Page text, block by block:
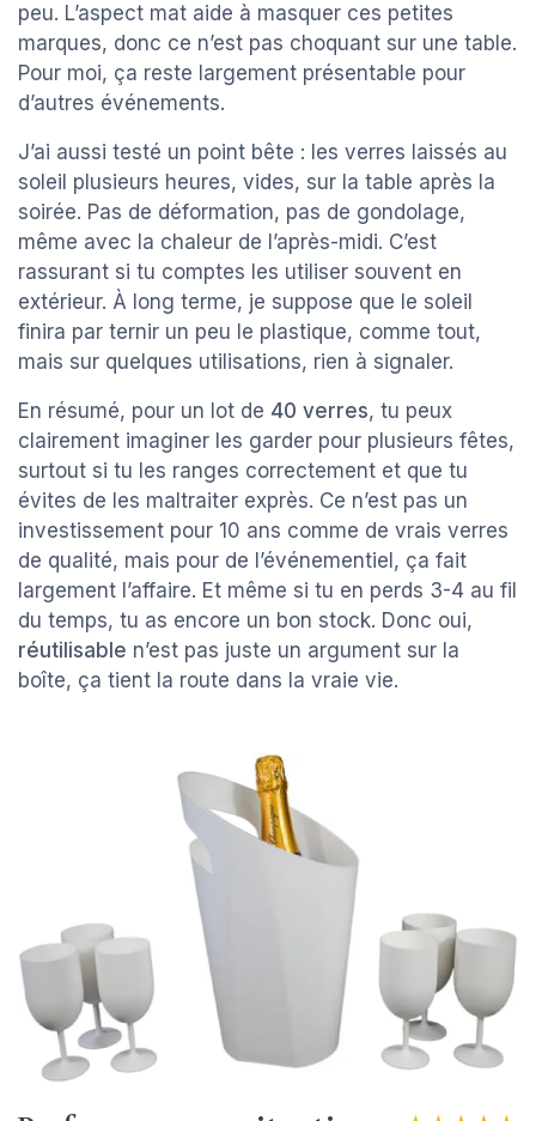
peu. L’aspect mat aide à masquer ces petites
marques, donc ce n’est pas choquant sur une table.
Pour moi, ça reste largement présentable pour
d’autres événements.
J’ai aussi testé un point bête : les verres laissés au
soleil plusieurs heures, vides, sur la table après la
soirée. Pas de déformation, pas de gondolage,
même avec la chaleur de l’après-midi. C’est
rassurant si tu comptes les utiliser souvent en
extérieur. À long terme, je suppose que le soleil
finira par ternir un peu le plastique, comme tout,
mais sur quelques utilisations, rien à signaler.
En résumé, pour un lot de 40 verres, tu peux
clairement imaginer les garder pour plusieurs fêtes,
surtout si tu les ranges correctement et que tu
évites de les maltraiter exprès. Ce n’est pas un
investissement pour 10 ans comme de vrais verres
de qualité, mais pour de l’événementiel, ça fait
largement l’affaire. Et même si tu en perds 3-4 au fil
du temps, tu as encore un bon stock. Donc oui,
réutilisable n’est pas juste un argument sur la
boîte, ça tient la route dans la vraie vie.